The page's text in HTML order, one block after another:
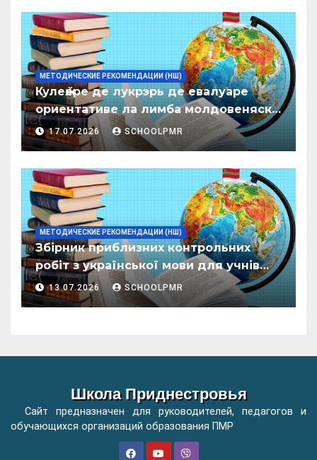
МЕТОДИЧЕСКИЕ РЕКОМЕНДАЦИИ (НШ)
Кулеӂере де лукрэрь де евалуаре
ориентативе ла лимба молдовеняскэ
пентру елевий класелор примаре але
организациилор де ынвэцэмынт
17.07.2026 SCHOOLPMR
МЕТОДИЧЕСКИЕ РЕКОМЕНДАЦИИ (НШ)
Збірник приблизних контрольних
робіт з української мови для учнів
початкових класів організацій
загальної освіти
13.07.2026 SCHOOLPMR
Школа Приднестровья
Сайт предназначен для руководителей, педагогов и
обучающихся организаций образования ПМР